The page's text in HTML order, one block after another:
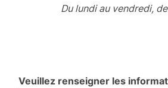
Du lundi au vendredi,
Veuillez renseigner les